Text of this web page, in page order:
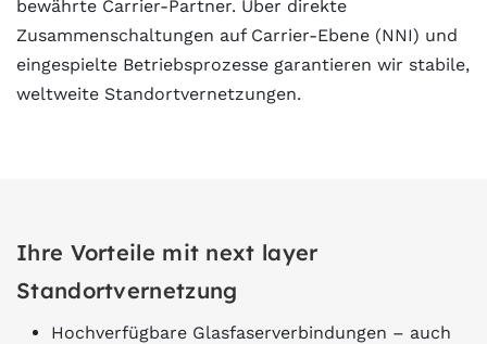
bewährte Carrier-Partner. Über direkte
Zusammenschaltungen auf Carrier-Ebene (NNI) und
eingespielte Betriebsprozesse garantieren wir stabile,
weltweite Standortvernetzungen.
Ihre Vorteile mit next layer
Standortvernetzung
Hochverfügbare Glasfaserverbindungen – auch